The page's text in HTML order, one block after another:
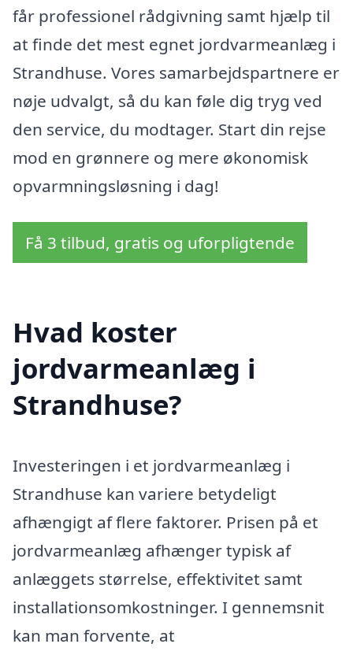
får professionel rådgivning samt hjælp til
at finde det mest egnet jordvarmeanlæg i
Strandhuse. Vores samarbejdspartnere er
nøje udvalgt, så du kan føle dig tryg ved
den service, du modtager. Start din rejse
mod en grønnere og mere økonomisk
opvarmningsløsning i dag!
Få 3 tilbud, gratis og uforpligtende
Hvad koster
jordvarmeanlæg i
Strandhuse?
Investeringen i et jordvarmeanlæg i
Strandhuse kan variere betydeligt
afhængigt af flere faktorer. Prisen på et
jordvarmeanlæg afhænger typisk af
anlæggets størrelse, effektivitet samt
installationsomkostninger. I gennemsnit
kan man forvente, at